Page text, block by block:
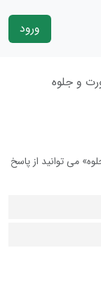
ورود
و جلوه
می توانید از پاسخ